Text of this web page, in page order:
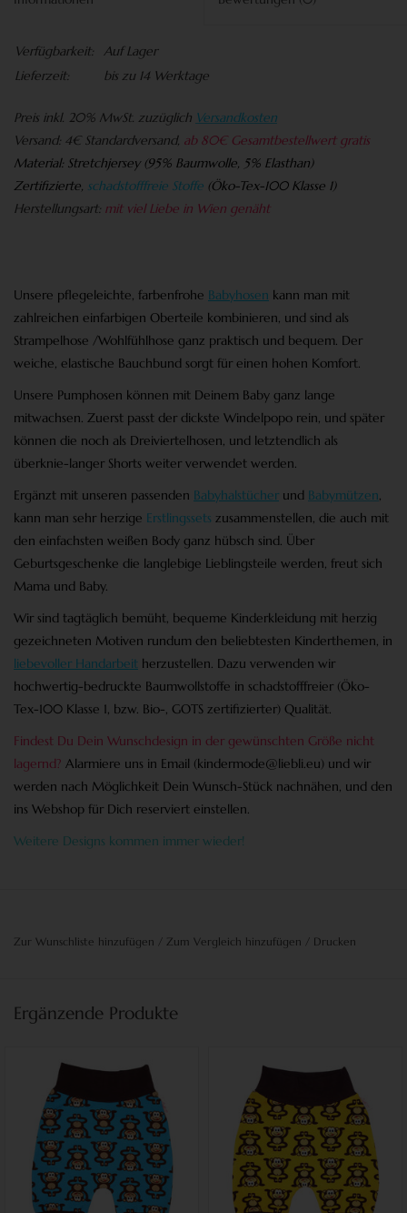
Verfügbarkeit:
Auf Lager
Lieferzeit:
bis zu 14 Werktage
Preis inkl. 20% MwSt. zuzüglich Versandkosten
Versand: 4€ Standardversand, ab 80€ Gesamtbestellwert gratis
Material: Stretchjersey (95% Baumwolle, 5% Elasthan)
Zertifizierte, schadstofffreie Stoffe (Öko-Tex-100 Klasse 1)
Herstellungsart: mit viel Liebe in Wien genäht
Unsere pflegeleichte, farbenfrohe Babyhosen kann man mit
zahlreichen einfarbigen Oberteile kombinieren, und sind als
Strampelhose /Wohlfühlhose ganz praktisch und bequem. Der
weiche, elastische Bauchbund sorgt für einen hohen Komfort.
Unsere Pumphosen können mit Deinem Baby ganz lange
mitwachsen. Zuerst passt der dickste Windelpopo rein, und später
können die noch als Dreiviertelhosen, und letztendlich als
überknie-langer Shorts weiter verwendet werden.
Ergänzt mit unseren passenden Babyhalstücher und Babymützen,
kann man sehr herzige Erstlingssets zusammenstellen, die auch mit
den einfachsten weißen Body ganz hübsch sind. Über
Geburtsgeschenke die langlebige Lieblingsteile werden, freut sich
Mama und Baby.
Wir sind tagtäglich bemüht, bequeme Kinderkleidung mit herzig
gezeichneten Motiven rundum den beliebtesten Kinderthemen, in
liebevoller Handarbeit herzustellen. Dazu verwenden wir
hochwertig-bedruckte Baumwollstoffe in schadstofffreier (Öko-
Tex-100 Klasse 1, bzw. Bio-, GOTS zertifizierter) Qualität.
Findest Du Dein Wunschdesign in der gewünschten Größe nicht
lagernd? Alarmiere uns in Email (kindermode@liebli.eu) und wir
werden nach Möglichkeit Dein Wunsch-Stück nachnähen, und den
ins Webshop für Dich reserviert einstellen.
Weitere Designs kommen immer wieder!
Zur Wunschliste hinzufügen Zum Vergleich hinzufügen Drucken
Ergänzende Produkte